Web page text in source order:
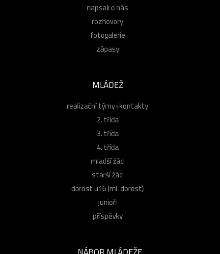
napsali o nás
rozhovory
fotogalerie
zápasy
MLÁDEŽ
realizační týmy+kontakty
2. třída
3. třída
4. třída
mladší žáci
starší žáci
dorost u16 (ml. dorost)
junioři
příspěvky